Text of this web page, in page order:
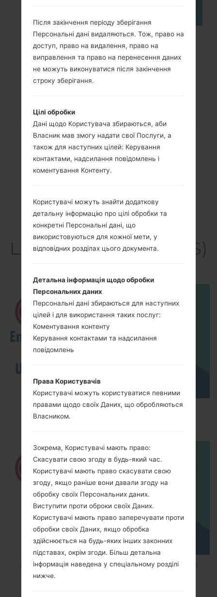
Як видалити усі дані з телефону
через меню на LG G3,...
Відео
LGK420DS(LGK420DS)
How to Enable Developer Options & USB
How to Factory Reset through code on LG K8
Після закінчення періоду зберігання
Персональні дані видаляються. Тож, право на
доступ, право на видалення, право на
виправлення та право на перенесення даних
не можуть виконуватися після закінчення
строку зберігання.
Цілі обробки
Дані щодо Користувача збираються, аби
Власник мав змогу надати свої Послуги, а
також для наступних цілей: Керування
контактами, надсилання повідомлень і
коментування Контенту.
Користувачі можуть знайти додаткову
детальну інформацію про цілі обробки та
конкретні Персональні дані, що
використовуються для кожної мети, у
відповідних розділах цього документа.
Детальна інформація щодо обробки
Персональних даних
Персональні дані збираються для наступних
цілей і для використання таких послуг:
Коментування контенту
Керування контактами та надсилання
повідомлень
Права Користувачів
Користувачі можуть користуватися певними
правами щодо своїх Даних, що обробляються
Власником.
Зокрема, Користувачі мають право:
Скасувати свою згоду в будь-який час.
Користувачі мають право скасувати свою
згоду, якщо раніше вони давали згоду на
обробку своїх Персональних даних.
Виступити проти оброки своїх Даних.
Користувачі мають право заперечувати проти
обробки своїх Даних, якщо обробка
здійснюється на будь-яких інших законних
підставах, окрім згоди. Більш детальна
інформація наведена у спеціальному розділі
нижче.